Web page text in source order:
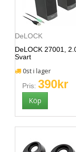
DeLOCK
DeLOCK 27001,
Svart
0st i lager
Pris: 390kr